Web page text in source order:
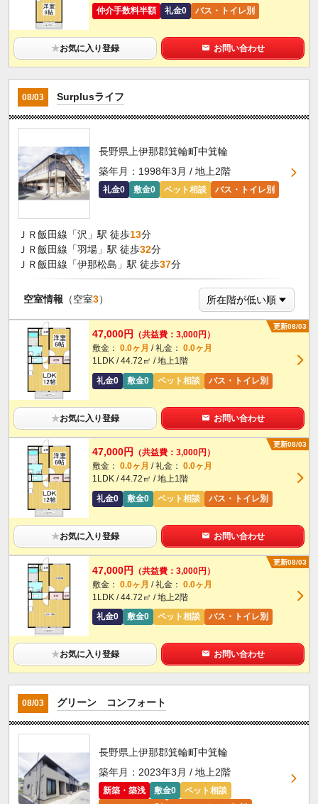
仲介手数料半額
礼金0 バス・トイレ別
★お気に入り登録 お問い合わせ
08/03 Surplusライフ
長野県上伊那郡箕輪町中箕輪
築年月：1998年3月 / 地上2階
礼金0 敷金0 ペット相談 バス・トイレ別
ＪＲ飯田線「沢」駅 徒歩13分
ＪＲ飯田線「羽場」駅 徒歩32分
ＪＲ飯田線「伊那松島」駅 徒歩37分
空室情報 （空室3）
更新08/03
47,000円
（共益費：3,000円）
敷金： 0.0ヶ月 / 礼金： 0.0ヶ月
1LDK / 44.72㎡ / 地上1階
礼金0
敷金0 ペット相談 バス・トイレ別
★お気に入り登録 お問い合わせ
更新08/03
47,000円
（共益費：3,000円）
敷金： 0.0ヶ月 / 礼金： 0.0ヶ月
1LDK / 44.72㎡ / 地上1階
礼金0
敷金0 ペット相談 バス・トイレ別
★お気に入り登録 お問い合わせ
更新08/03
47,000円 （共益費：3,000円）
敷金： 0.0ヶ月 / 礼金： 0.0ヶ月
1LDK / 44.72㎡ / 地上2階
礼金0
敷金0 ペット相談 バス・トイレ別
★お気に入り登録 お問い合わせ
08/03 グリーン コンフォート
長野県上伊那郡箕輪町中箕輪
築年月：2023年3月 / 地上2階
新築・築浅 敷金0
ペット相談